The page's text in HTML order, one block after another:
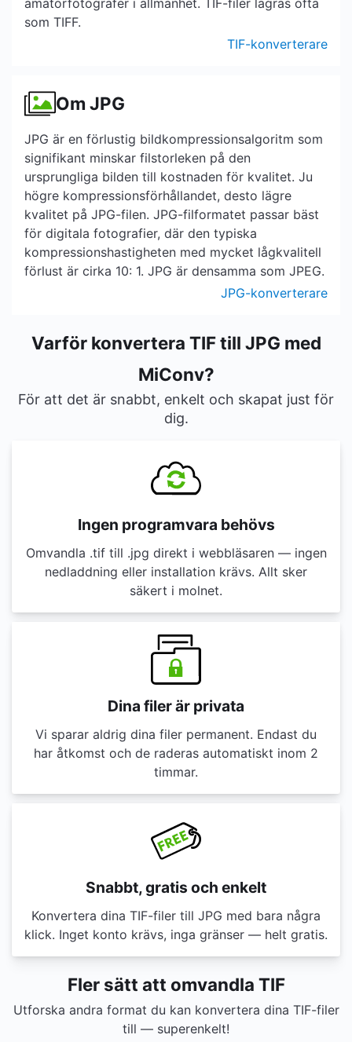
amatörfotografer i allmänhet. TIF-filer lagras ofta
som TIFF.
TIF-konverterare
Om JPG
JPG är en förlustig bildkompressionsalgoritm som
signifikant minskar filstorleken på den
ursprungliga bilden till kostnaden för kvalitet. Ju
högre kompressionsförhållandet, desto lägre
kvalitet på JPG-filen. JPG-filformatet passar bäst
för digitala fotografier, där den typiska
kompressionshastigheten med mycket lågkvalitell
förlust är cirka 10: 1. JPG är densamma som JPEG.
JPG-konverterare
Varför konvertera TIF till JPG med
MiConv?
För att det är snabbt, enkelt och skapat just för
dig.
Ingen programvara behövs
Omvandla .tif till .jpg direkt i webbläsaren — ingen
nedladdning eller installation krävs. Allt sker
säkert i molnet.
Dina filer är privata
Vi sparar aldrig dina filer permanent. Endast du
har åtkomst och de raderas automatiskt inom 2
timmar.
Snabbt, gratis och enkelt
Konvertera dina TIF-filer till JPG med bara några
klick. Inget konto krävs, inga gränser — helt gratis.
Fler sätt att omvandla TIF
Utforska andra format du kan konvertera dina TIF-filer
till — superenkelt!